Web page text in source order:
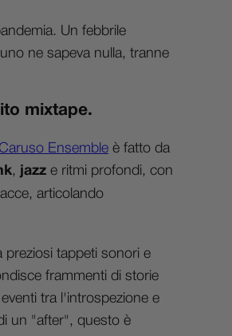
Un febbrile
ne sapeva nulla, tranne
mixtape.
Ensemble è fatto da
, jazz e ritmi profondi, con
articolando
preziosi tappeti sonori e
frammenti di storie
tra l'introspezione e
un "after", questo è